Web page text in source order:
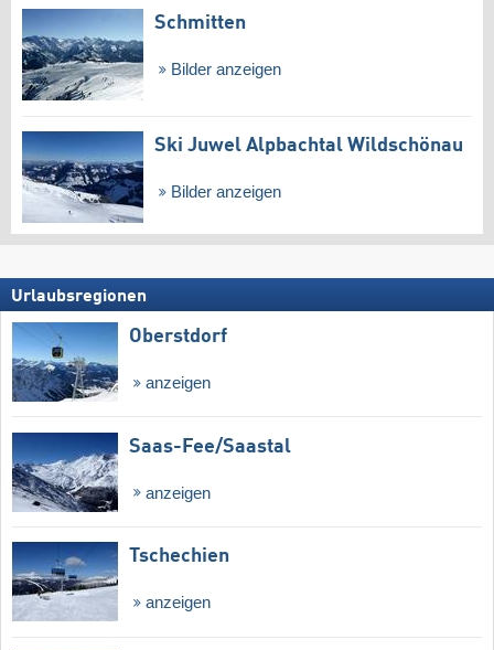
Schmitten
Bilder anzeigen
Ski Juwel Alpbachtal Wildschönau
Bilder anzeigen
Urlaubsregionen
Oberstdorf
anzeigen
Saas-Fee/​Saastal
anzeigen
Tschechien
anzeigen